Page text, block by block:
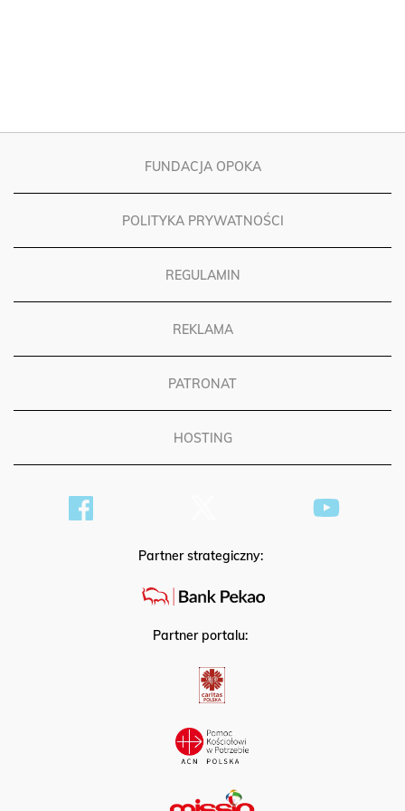
FUNDACJA OPOKA
POLITYKA PRYWATNOŚCI
REGULAMIN
REKLAMA
PATRONAT
HOSTING
Partner strategiczny:
Partner portalu: